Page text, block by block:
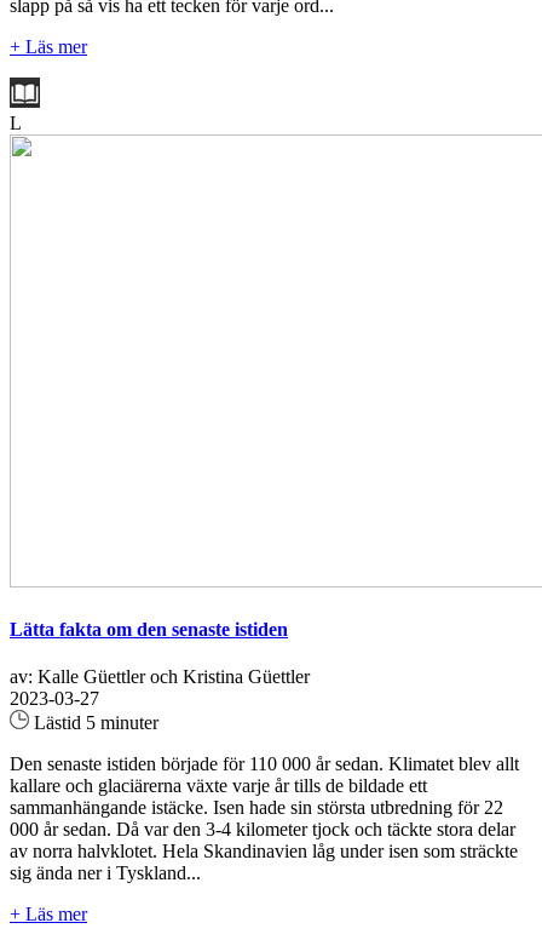
slapp på så vis ha ett tecken för varje ord...
+ Läs mer
L
Lätta fakta om den senaste istiden
av: Kalle Güettler och Kristina Güettler
2023-03-27
Lästid 5 minuter
Den senaste istiden började för 110 000 år sedan. Klimatet blev allt
kallare och glaciärerna växte varje år tills de bildade ett
sammanhängande istäcke. Isen hade sin största utbredning för 22
000 år sedan. Då var den 3-4 kilometer tjock och täckte stora delar
av norra halvklotet. Hela Skandinavien låg under isen som sträckte
sig ända ner i Tyskland...
+ Läs mer